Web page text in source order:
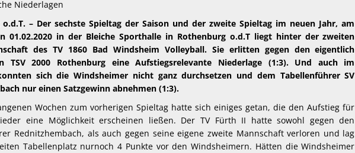
Niederlagen
o.d.T. – Der sechste Spieltag der Saison und der zweite Spieltag im neuen Jahr, am
01.02.2020 in der Bleiche Sporthalle in Rothenburg o.d.T liegt hinter der zweiten
des TV 1860 Bad Windsheim Volleyball. Sie erlitten gegen den eigentlich
TSV 2000 Rothenburg eine Aufstiegsrelevante Niederlage (1:3). Und auch im
sich die Windsheimer nicht ganz durchsetzen und dem Tabellenführer SV
nur einen Satzgewinn abnehmen (1:3).
Wochen zum vorherigen Spieltag hatte sich einiges getan, die den Aufstieg für
eine Möglichkeit erscheinen ließen. Der TV Fürth II hatte sowohl gegen den
Rednitzhembach, als auch gegen seine eigene zweite Mannschaft verloren und lag
Tabellenplatz nurnoch 4 Punkte vor den Windsheimern. Hätten die Windsheimer